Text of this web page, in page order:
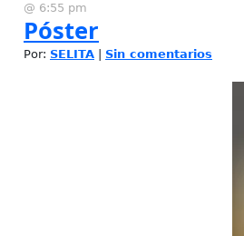
@ 6:55 pm
Póster
Por: SELITA Sin comentarios